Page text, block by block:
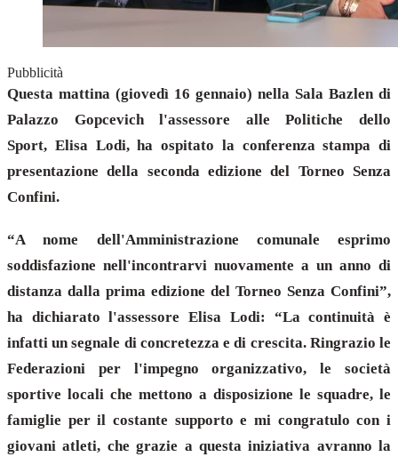
Pubblicità
Questa mattina (giovedì 16 gennaio) nella Sala Bazlen di
Palazzo Gopcevich l'assessore alle Politiche dello
Sport, Elisa Lodi, ha ospitato la conferenza stampa di
presentazione della seconda edizione del Torneo Senza
Confini.
“A nome dell'Amministrazione comunale esprimo
soddisfazione nell'incontrarvi nuovamente a un anno di
distanza dalla prima edizione del Torneo Senza Confini”,
ha dichiarato l'assessore Elisa Lodi: “La continuità è
infatti un segnale di concretezza e di crescita. Ringrazio le
Federazioni per l'impegno organizzativo, le società
sportive locali che mettono a disposizione le squadre, le
famiglie per il costante supporto e mi congratulo con i
giovani atleti, che grazie a questa iniziativa avranno la